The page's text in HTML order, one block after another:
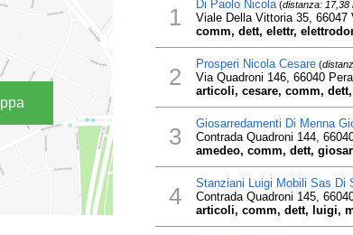
1 Di Paolo Nicola(distanza: 17,38
Viale Della Vittoria 35, 66047
comm, dett, elettr,
2 Prosperi Nicola Cesare(
Via Quadroni 146, 66040
articoli, cesare, comm,
3 Giosarredamenti Di Menna
Contrada Quadroni 144,
amedeo, comm, dett,
4 Stanziani Luigi Mobili Sas Di
Contrada Quadroni 145,
articoli, comm, dett, luigi,